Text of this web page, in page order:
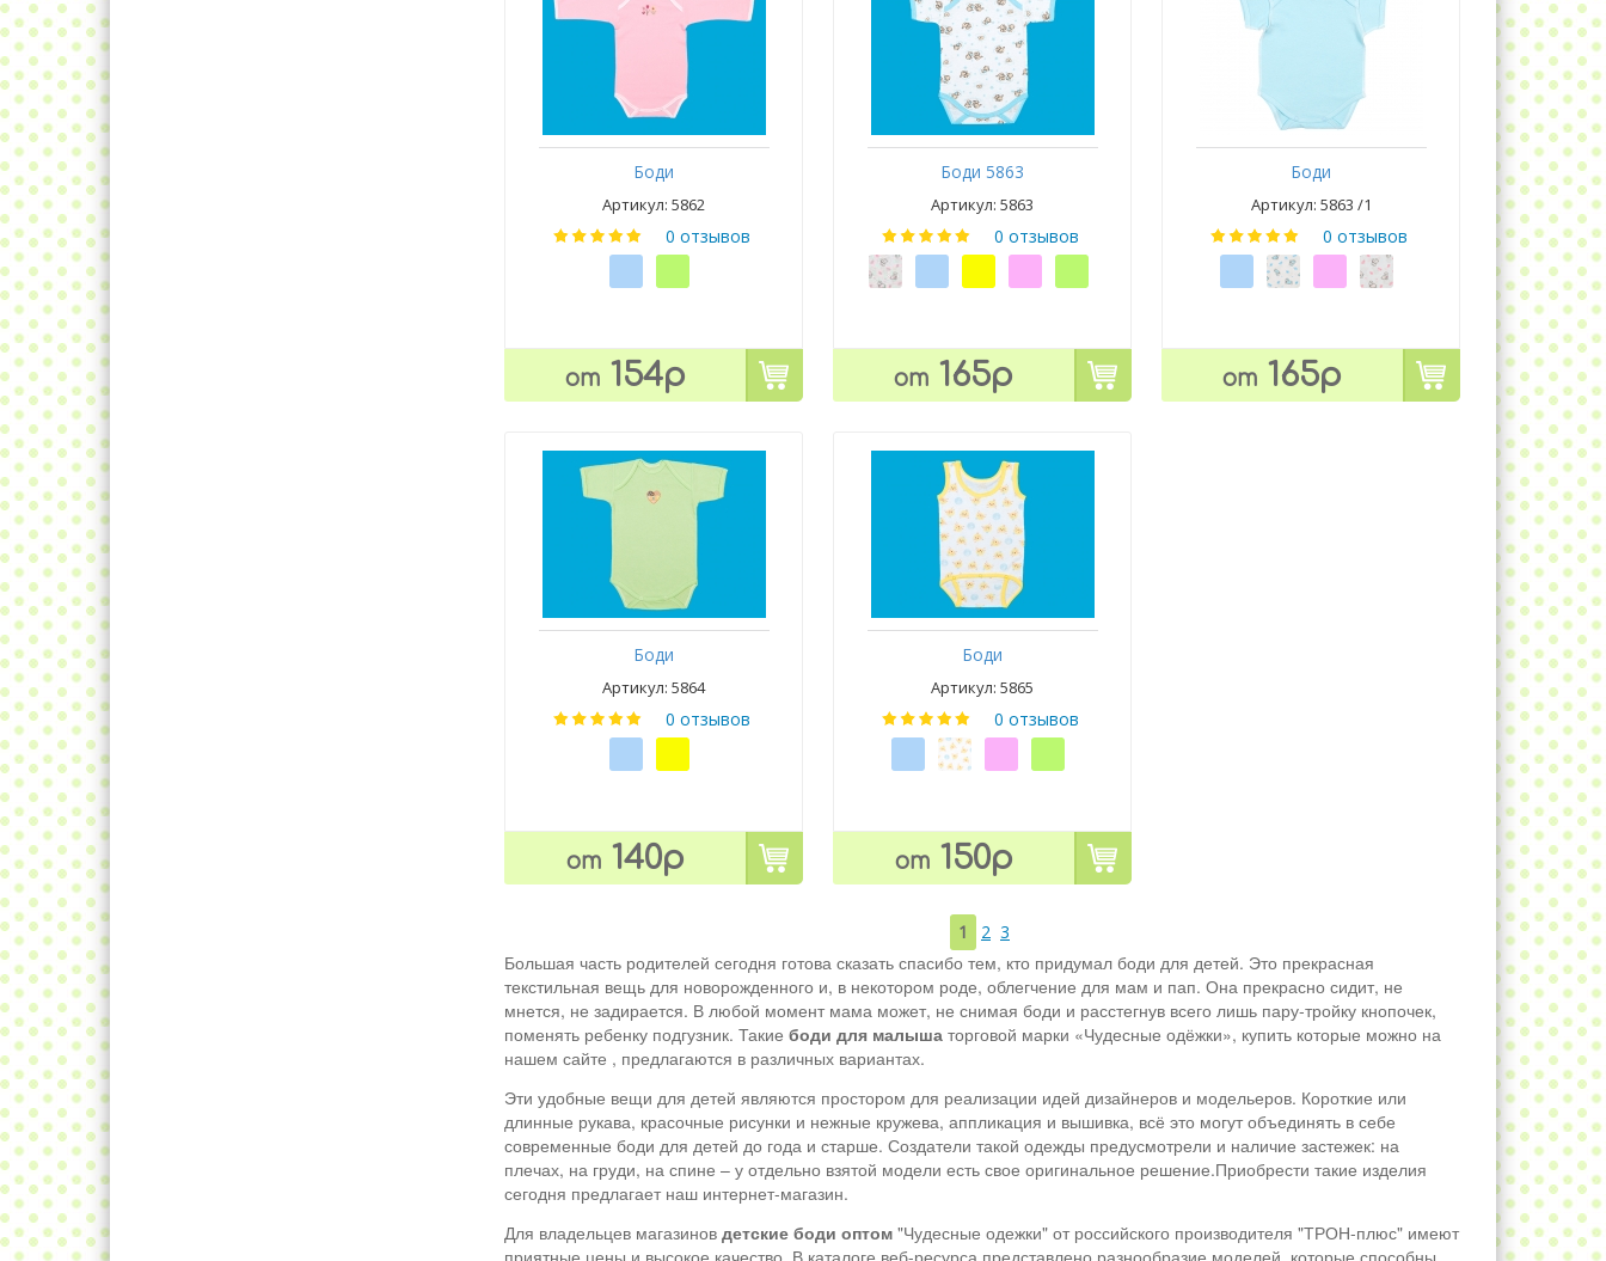
Боди
Артикул: 5862
0 отзывов
от 154р
Боди 5863
Артикул: 5863
0 отзывов
от 165р
Боди
Артикул: 5863 /1
0 отзывов
от 165р
Боди
Артикул: 5864
0 отзывов
от 140р
Боди
Артикул: 5865
0 отзывов
от 150р
1 2 3
Большая часть родителей сегодня готова сказать спасибо тем, кто придумал боди для детей. Это прекрасная
текстильная вещь для новорожденного и, в некотором роде, облегчение для мам и пап. Она прекрасно сидит, не
мнется, не задирается. В любой момент мама может, не снимая боди и расстегнув всего лишь пару-тройку кнопочек,
поменять ребенку подгузник. Такие боди для малыша торговой марки «Чудесные одёжки», купить которые можно на
нашем сайте , предлагаются в различных вариантах.
Эти удобные вещи для детей являются простором для реализации идей дизайнеров и модельеров. Короткие или
длинные рукава, красочные рисунки и нежные кружева, аппликация и вышивка, всё это могут объединять в себе
современные боди для детей до года и старше. Создатели такой одежды предусмотрели и наличие застежек: на
плечах, на груди, на спине – у отдельно взятой модели есть свое оригинальное решение.Приобрести такие изделия
сегодня предлагает наш интернет-магазин.
Для владельцев магазинов детские боди оптом "Чудесные одежки" от российского производителя "ТРОН-плюс" имеют
приятные цены и высокое качество. В каталоге веб-ресурса представлено разнообразие моделей, которые способны